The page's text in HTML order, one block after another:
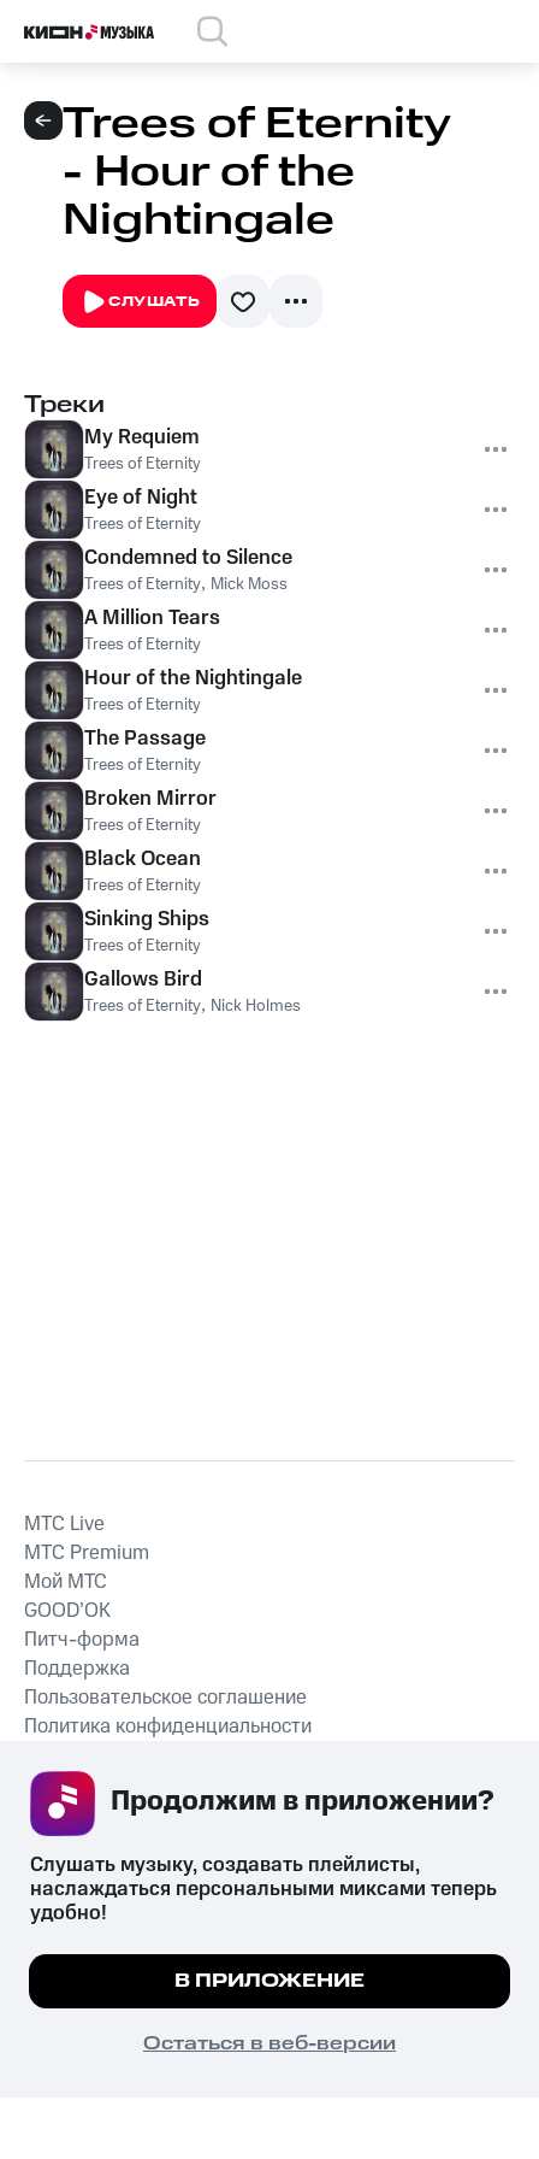
Trees of Eternity
- Hour of the
Nightingale
СЛУШАТЬ
Треки
My Requiem
Trees of Eternity
Eye of Night
Trees of Eternity
Condemned to Silence
Trees of Eternity, Mick Moss
A Million Tears
Trees of Eternity
Hour of the Nightingale
Trees of Eternity
The Passage
Trees of Eternity
Broken Mirror
Trees of Eternity
Black Ocean
Trees of Eternity
Sinking Ships
Trees of Eternity
Gallows Bird
Trees of Eternity, Nick Holmes
СКАЧАТЬ ПРИЛОЖЕНИЕ
MTС Live
MTС Premium
Мой МТС
GOOD’OK
Питч-форма
Поддержка
Пользовательское соглашение
Политика конфиденциальности
психотропных веществ, их аналогов причиняет вред здоровью,
их незаконный оборот запрещён и влечёт установленную
законодательством ответственность.
© 2026 ООО «КИОН».
Все права защищены
Мы используем куки, чтобы на сайте все
Подробнее
ПОНЯТНО
Слушать музыку, создавать плейлисты,
наслаждаться персональными миксами теперь
удобно!
В ПРИЛОЖЕНИЕ
Остаться в веб-версии